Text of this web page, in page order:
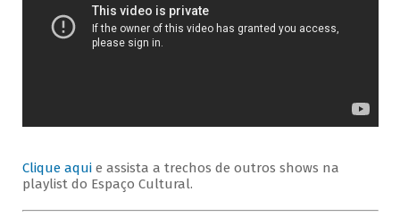
Clique aquie assista a trechos de outros shows na
playlist do Espaço Cultural.